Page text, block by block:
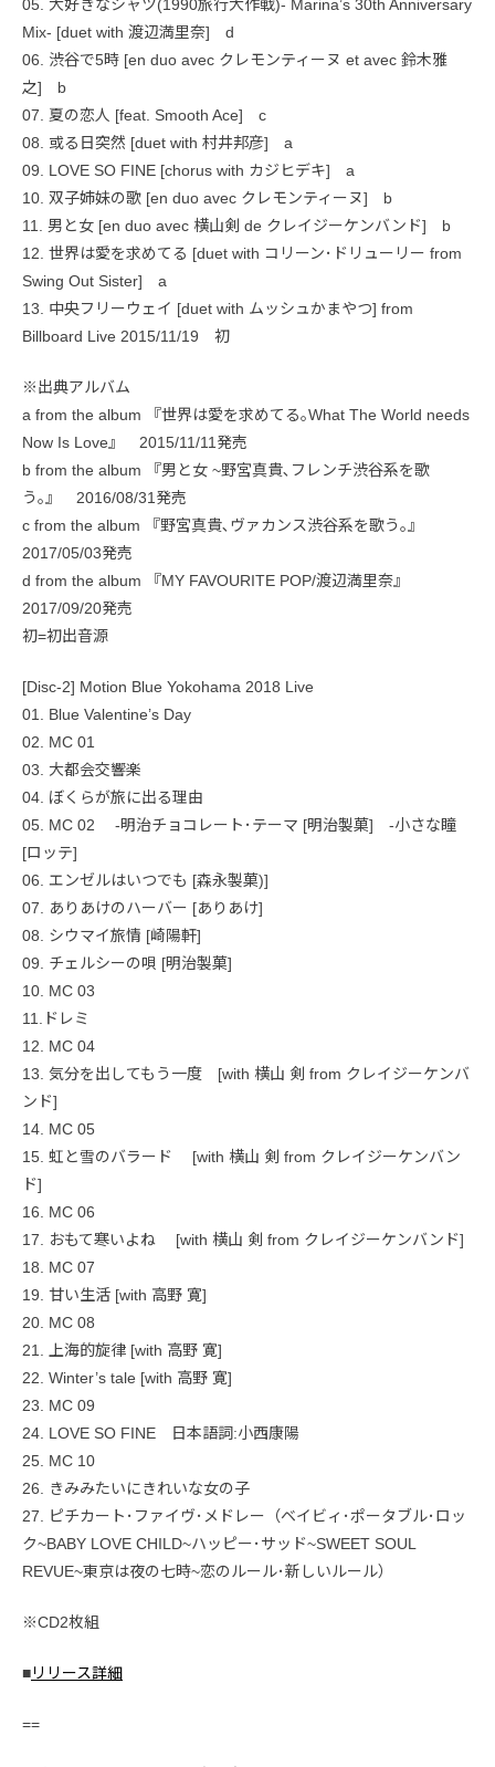
05. 大好きなシャツ(1990旅行大作戦)- Marina’s 30th Anniversary
Mix- [duet with 渡辺満里奈] d
06. 渋谷で5時 [en duo avec クレモンティーヌ et avec 鈴木雅
之] b
07. 夏の恋人 [feat. Smooth Ace] c
08. 或る日突然 [duet with 村井邦彦] a
09. LOVE SO FINE [chorus with カジヒデキ] a
10. 双子姉妹の歌 [en duo avec クレモンティーヌ] b
11. 男と女 [en duo avec 横山剣 de クレイジーケンバンド] b
12. 世界は愛を求めてる [duet with コリーン･ドリューリー from
Swing Out Sister] a
13. 中央フリーウェイ [duet with ムッシュかまやつ] from
Billboard Live 2015/11/19 初
※出典アルバム
a from the album 『世界は愛を求めてる｡What The World needs
Now Is Love』 2015/11/11発売
b from the album 『男と女 ~野宮真貴､フレンチ渋谷系を歌
う｡』 2016/08/31発売
c from the album 『野宮真貴､ヴァカンス渋谷系を歌う｡』
2017/05/03発売
d from the album 『MY FAVOURITE POP/渡辺満里奈』
2017/09/20発売
初=初出音源
[Disc-2] Motion Blue Yokohama 2018 Live
01. Blue Valentine’s Day
02. MC 01
03. 大都会交響楽
04. ぼくらが旅に出る理由
05. MC 02
-明治チョコレート･テーマ [明治製菓] -小さな瞳
[ロッテ]
06. エンゼルはいつでも [森永製菓)]
07. ありあけのハーバー [ありあけ]
08. シウマイ旅情 [崎陽軒]
09. チェルシーの唄 [明治製菓]
10. MC 03
11.ドレミ
12. MC 04
13. 気分を出してもう一度 [with 横山 剣 from クレイジーケンバ
ンド]
14. MC 05
15. 虹と雪のバラード [with 横山 剣 from クレイジーケンバン
ド]
16. MC 06
17. おもて寒いよね [with 横山 剣 from クレイジーケンバンド]
18. MC 07
19. 甘い生活 [with 高野 寛]
20. MC 08
21. 上海的旋律 [with 高野 寛]
22. Winter’s tale [with 高野 寛]
23. MC 09
24. LOVE SO FINE 日本語詞:小西康陽
25. MC 10
26. きみみたいにきれいな女の子
27. ピチカート･ファイヴ･メドレー（ベイビィ･ポータブル･ロッ
ク~BABY LOVE CHILD~ハッピー･サッド~SWEET SOUL
REVUE~東京は夜の七時~恋のルール･新しいルール）
※CD2枚組
■リリース詳細
==